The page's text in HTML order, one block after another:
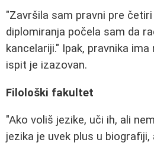
"Završila sam pravni pre
diplomiranja počela sam da
kancelariji." Ipak, pravnika
ispit je izazovan.
Filološki fakultet
"Ako voliš jezike, uči ih, ali
jezika je uvek plus u biografiji,